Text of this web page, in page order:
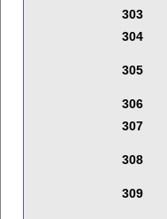
303
304
305
306
307
308
309